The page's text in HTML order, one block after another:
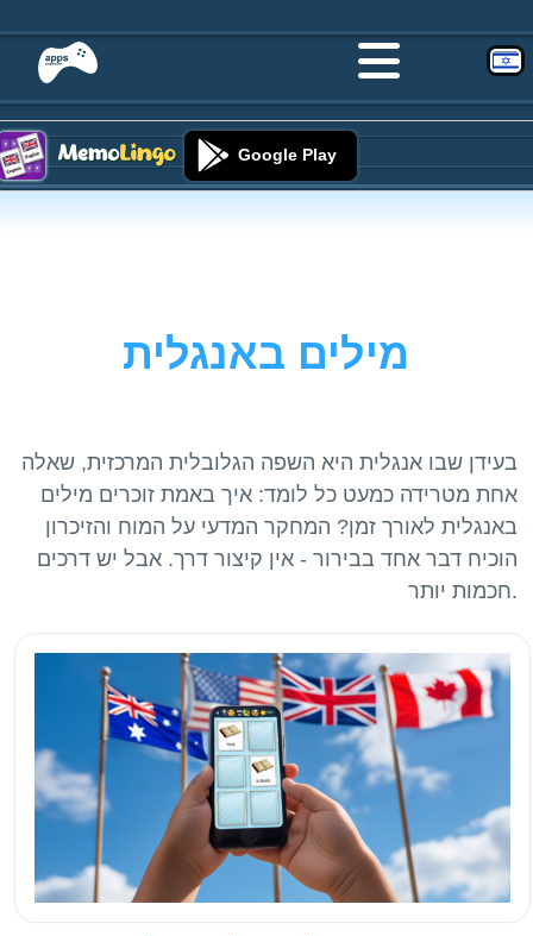
Google Play
מילים באנגלית
בעידן שבו אנגלית היא השפה הגלובלית המרכזית, שאלה
אחת מטרידה כמעט כל לומד: איך באמת זוכרים מילים
באנגלית לאורך זמן? המחקר המדעי על המוח והזיכרון
הוכיח דבר אחד בבירור - אין קיצור דרך. אבל יש דרכים